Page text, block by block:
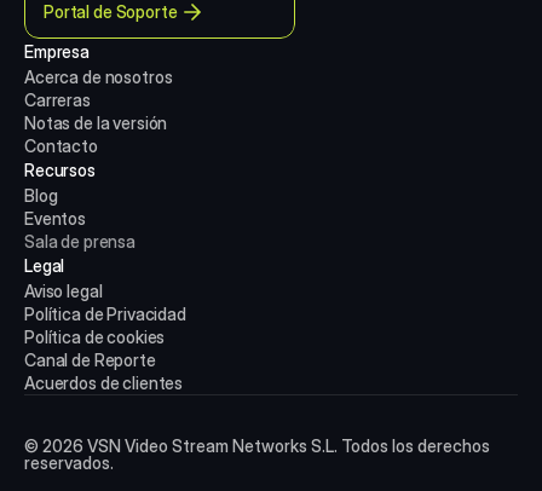
Portal de Soporte
Empresa
Acerca de nosotros
Carreras
Notas de la versión
Contacto
Recursos
Blog
Eventos
Sala de prensa
Legal
Aviso legal
Política de Privacidad
Política de cookies
Canal de Reporte
Acuerdos de clientes
© 2026 VSN Video Stream Networks S.L. Todos los derechos
reservados.